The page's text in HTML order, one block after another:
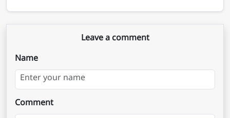
Leave a comment
Name
Comment